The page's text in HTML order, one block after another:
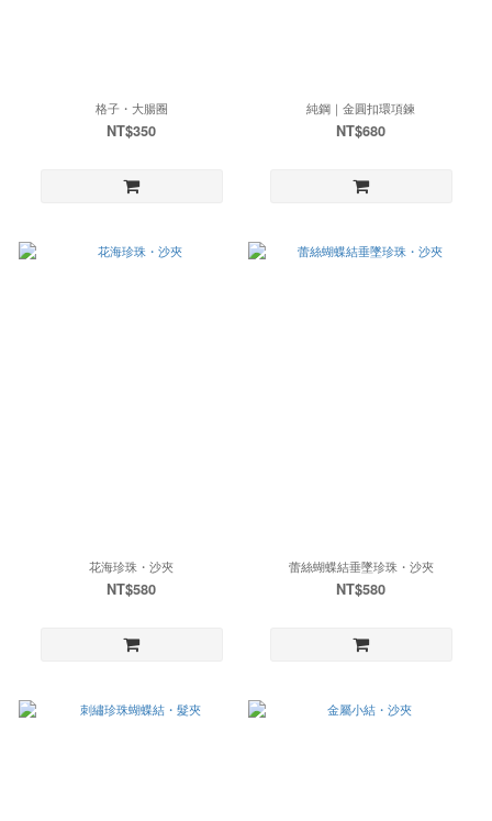
格子・大腸圈
NT$350
純鋼｜金圓扣環項鍊
NT$680
花海珍珠・沙夾
NT$580
蕾絲蝴蝶結垂墜珍珠・沙夾
NT$580